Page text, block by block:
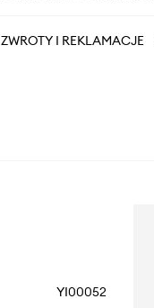
ZWROTY I REKLAMACJE
YI00052